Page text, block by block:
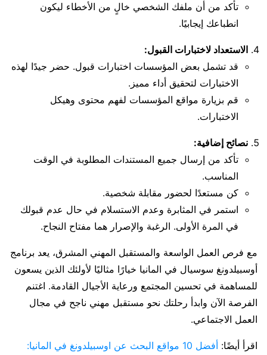
تأكد من أن ملفك الشخصي خالٍ من الأخطاء ليكون
انطباعك إيجابيًا.
الاستعداد لاختبارات القبول:
قد تشمل بعض المؤسسات اختبارات قبول. حضر جيدًا لهذه
الاختبارات لتحقيق أداء مميز.
قم بزيارة مواقع المؤسسات لفهم محتوى وهيكل
الاختبارات.
نصائح إضافية:
تأكد من إرسال جميع المستندات المطلوبة في الوقت
المناسب.
كن مستعدًا لحضور مقابلة شخصية.
استمر في المثابرة وعدم الاستسلام في حال عدم قبولك
في المرة الأولى. الرغبة والإصرار هما مفتاح النجاح.
مع فرص العمل الواسعة والمستقبل المهني المشرق، يعد برنامج
أوسبيلدونغ سوسيال في المانيا خيارًا مثاليًا لأولئك الذين يسعون
للمساهمة في تحسين المجتمع ورعاية الأجيال القادمة. اغتنم
الفرصة الآن وابدأ رحلتك نحو مستقبل مهني ناجح في مجال
العمل الاجتماعي.
اقرأ أيضًا: أفضل 10 مواقع البحث عن اوسبيلدونغ في المانيا: